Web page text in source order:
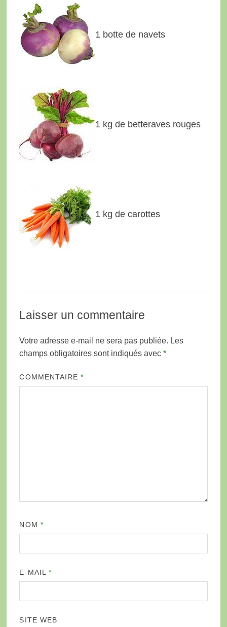
1 botte de navets
1 kg de betteraves rouges
1 kg de carottes
Laisser un commentaire
Votre adresse e-mail ne sera pas publiée. Les
champs obligatoires sont indiqués avec*
COMMENTAIRE*
NOM *
E-MAIL *
SITE WEB